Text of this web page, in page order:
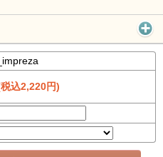
込2,220円)